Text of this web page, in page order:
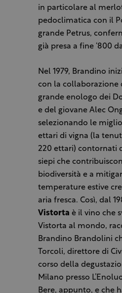
in particolare al
pedoclimatica con il
grande Petrus,
già presa a fine ‘800
Nel 1979, Brandino
con la collaborazione
grande enologo dei
e del giovane Alec
selezionando le
ettari di vigna (la
220 ettari) contornati
siepi che
biodiversità e a
temperature estive
aria fresca. Così, dal
Vistorta è il vino che
Vistorta al mondo,
Brandino Brandolini
Torcoli, direttore di
corso della
Milano presso
Bere, appunto, e che